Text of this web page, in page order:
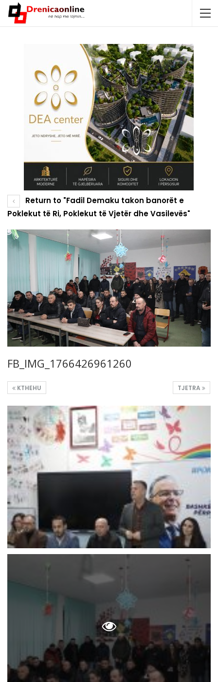
Return to "Fadil Demaku takon banorët e
Poklekut të Ri, Poklekut të Vjetër dhe Vasilevës"
FB_IMG_1766426961260
TJETRA
KTHEHU